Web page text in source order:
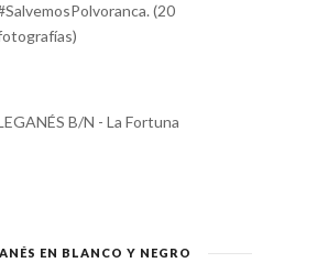
(20
B/N - La Fortuna
EN BLANCO Y NEGRO